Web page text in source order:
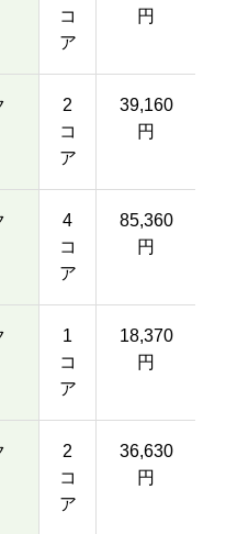
コ
ア
円
2
コ
ア
39,160
円
4
コ
ア
85,360
円
1
コ
ア
18,370
円
2
コ
ア
36,630
円